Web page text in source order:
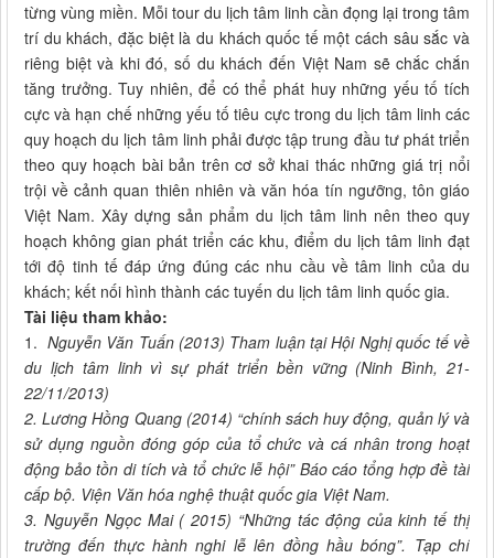
từng vùng miền. Mỗi tour du lịch tâm linh cần đọng lại trong tâm
trí du khách, đặc biệt là du khách quốc tế một cách sâu sắc và
riêng biệt và khi đó, số du khách đến Việt Nam sẽ chắc chắn
tăng trưởng. Tuy nhiên, để có thể phát huy những yếu tố tích
cực và hạn chế những yếu tố tiêu cực trong du lịch tâm linh các
quy hoạch du lịch tâm linh phải được tập trung đầu tư phát triển
theo quy hoạch bài bản trên cơ sở khai thác những giá trị nổi
trội về cảnh quan thiên nhiên và văn hóa tín ngưỡng, tôn giáo
Việt Nam. Xây dựng sản phẩm du lịch tâm linh nên theo quy
hoạch không gian phát triển các khu, điểm du lịch tâm linh đạt
tới độ tinh tế đáp ứng đúng các nhu cầu về tâm linh của du
khách; kết nối hình thành các tuyến du lịch tâm linh quốc gia.
Tài liệu tham khảo:
1. Nguyễn Văn Tuấn (2013) Tham luận tại Hội Nghị quốc tế về
du lịch tâm linh vì sự phát triển bền vững (Ninh Bình, 21-
22/11/2013)
2. Lương Hồng Quang (2014) “chính sách huy động, quản lý và
sử dụng nguồn đóng góp của tổ chức và cá nhân trong hoạt
động bảo tồn di tích và tổ chức lễ hội” Báo cáo tổng hợp đề tài
cấp bộ. Viện Văn hóa nghệ thuật quốc gia Việt Nam.
3. Nguyễn Ngọc Mai ( 2015) “Những tác động của kinh tế thị
trường đến thực hành nghi lễ lên đồng hầu bóng”. Tạp chí